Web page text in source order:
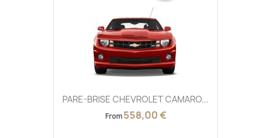
PARE-BRISE CHEVROLET CAMARO...
From 558,00 €